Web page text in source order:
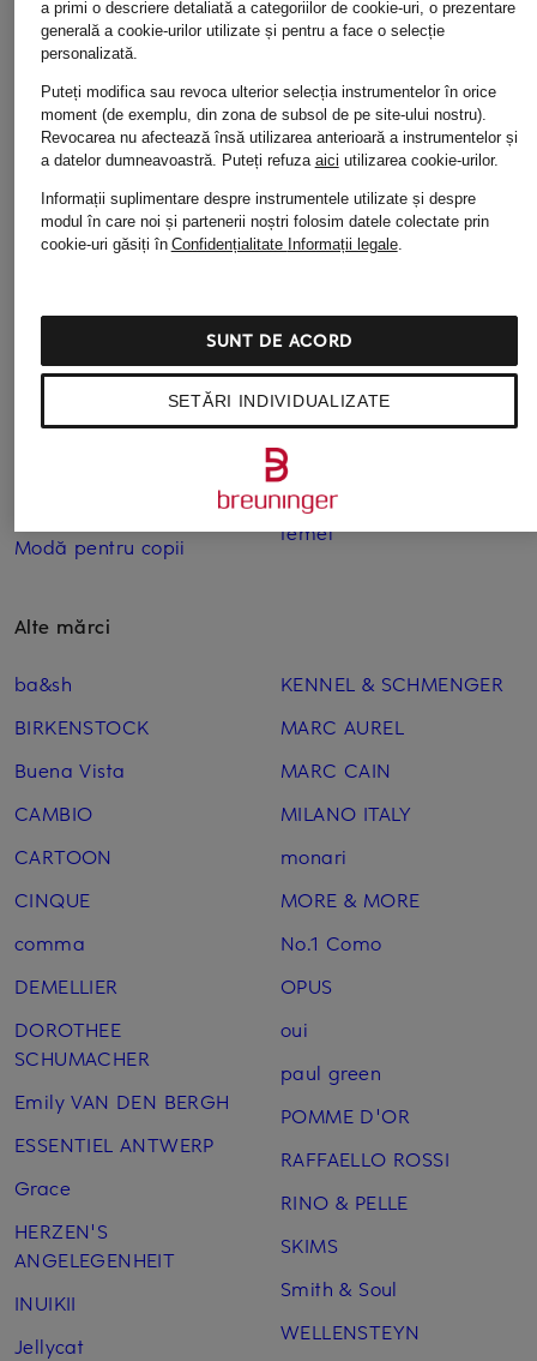
Alte categorii
Modă de lux pentru
Modă de lux pentru Copii
Modă de lux pentru
Modă pentru copii
Modă pentru femei
Îmbrăcăminte pentru
Copii
Îmbrăcăminte pentru
femei
Alte mărci
ba&sh
BIRKENSTOCK
Buena Vista
CAMBIO
CARTOON
CINQUE
comma
DEMELLIER
DOROTHEE
SCHUMACHER
Emily VAN DEN BERGH
ESSENTIEL ANTWERP
Grace
HERZEN'S
ANGELEGENHEIT
INUIKII
Jellycat
KENNEL & SCHMENGER
MARC AUREL
MARC CAIN
MILANO ITALY
monari
MORE & MORE
No.1 Como
OPUS
oui
paul green
POMME D'OR
RAFFAELLO ROSSI
RINO & PELLE
SKIMS
Smith & Soul
WELLENSTEYN
a primi o descriere detaliată a categoriilor de cookie-uri, o prezentare
generală a cookie-urilor utilizate și pentru a face o selecție
personalizată.
Puteți modifica sau revoca ulterior selecția instrumentelor în orice
moment (de exemplu, din zona de subsol de pe site-ului nostru).
Revocarea nu afectează însă utilizarea anterioară a instrumentelor și
a datelor dumneavoastră. Puteți refuza aici utilizarea cookie-urilor.
Informații suplimentare despre instrumentele utilizate și despre
modul în care noi și partenerii noștri folosim datele colectate prin
cookie-uri găsiți în Confidențialitate Informații legale.
SETĂRI INDIVIDUALIZATE
SUNT DE ACORD